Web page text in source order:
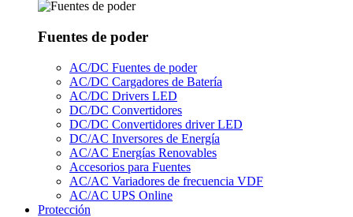
Fuentes de poder
AC/DC Fuentes de poder
AC/DC Cargadores de Batería
AC/DC Drivers LED
DC/DC Convertidores
DC/DC Convertidores driver LED
DC/AC Inversores de Energía
AC/AC Energías Renovables
Accesorios para Fuentes
AC/AC Variadores de frecuencia VDF
AC/AC UPS Online
Protección